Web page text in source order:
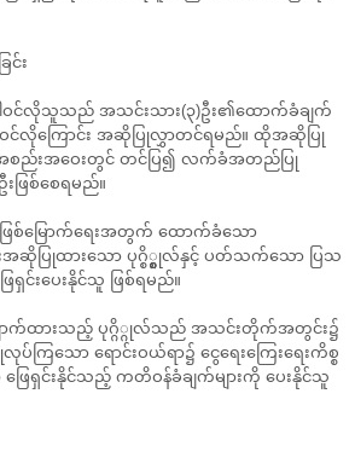
င်း
ဝင်လိုသူသည် အသင်းသား(၃)ဦး၏ထောက်ခံချက်
ါဝင်လိုကြောင်း အဆိုပြုလွှာတင်ရမည်။ ထိုအဆိုပြု
ည်းအဝေးတွင် တင်ပြ၍ လက်ခံအတည်ပြု
ဖြစ်စေရမည်။
စ်မြောက်ရေးအတွက် ထောက်ခံသော
ဆိုပြုထားသော ပုဂ္စိ္စ္စ္ဂုလ်နှင့် ပတ်သက်သော ပြသ
ရှင်းပေးနိုင်သူ ဖြစ်ရမည်။
ောက်ထားသည့် ပုဂ္ဂိ္ဂုလ်သည် အသင်းတိုက်အတွင်း၌
ပ်ကြသော ရောင်းဝယ်ရာ၌ ငွေရေးကြေးရေးကိစ္စ
ေရှင်းနိုင်သည့် ကတိဝန်ခံချက်များကို ပေးနိုင်သူ